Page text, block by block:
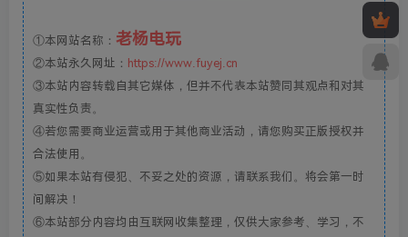
①本网站名称： 老杨电玩
②本站永久网址： https://www.fuyej.cn
③本站内容转载自其它媒体，但并不代表本站赞同其观点和对其
真实性负责。
④若您需要商业运营或用于其他商业活动，请您购买正版授权并
合法使用。
⑤如果本站有侵犯、不妥之处的资源，请联系我们。将会第一时
间解决！
⑥本站部分内容均由互联网收集整理，仅供大家参考、学习，不